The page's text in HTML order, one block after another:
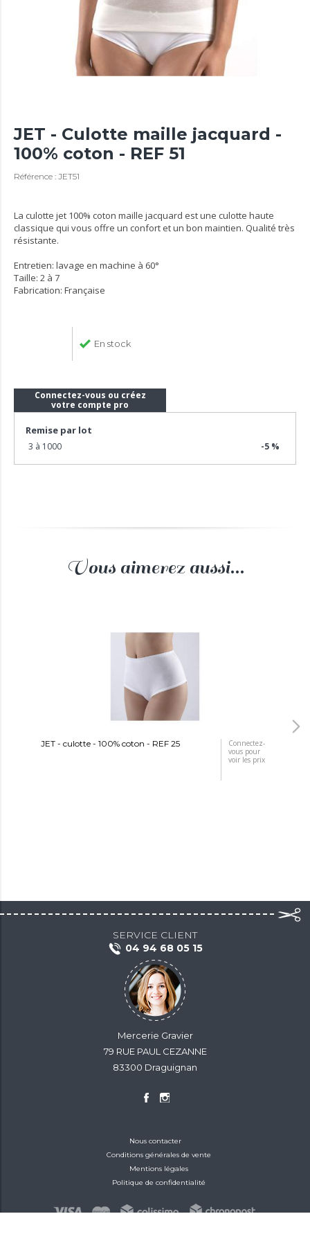
JET - Culotte maille jacquard -
100% coton - REF 51
Référence : JET51
La culotte jet 100% coton maille jacquard est une culotte haute
classique qui vous offre un confort et un bon maintien. Qualité très
résistante.
Entretien: lavage en machine à 60°
Taille: 2 à 7
Fabrication: Française
En stock
Connectez-vous ou créez
votre compte pro
Remise par lot
3 à 1000 -5 %
Vous aimerez aussi...
JET - culotte - 100% coton - REF 25
Connectez-
vous pour
voir les prix
SERVICE CLIENT
04 94 68 05 15
Mercerie Gravier
79 RUE PAUL CEZANNE
83300 Draguignan
Nous contacter
Conditions générales de vente
Mentions légales
Politique de confidentialité